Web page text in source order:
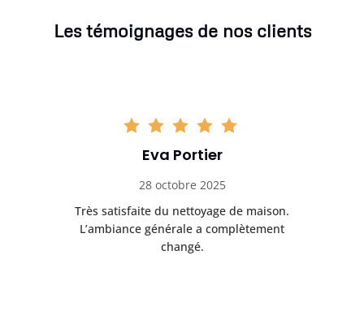
Les témoignages de nos clients
Eva Portier
28 octobre 2025
Très satisfaite du nettoyage de maison.
L’ambiance générale a complètement
changé.